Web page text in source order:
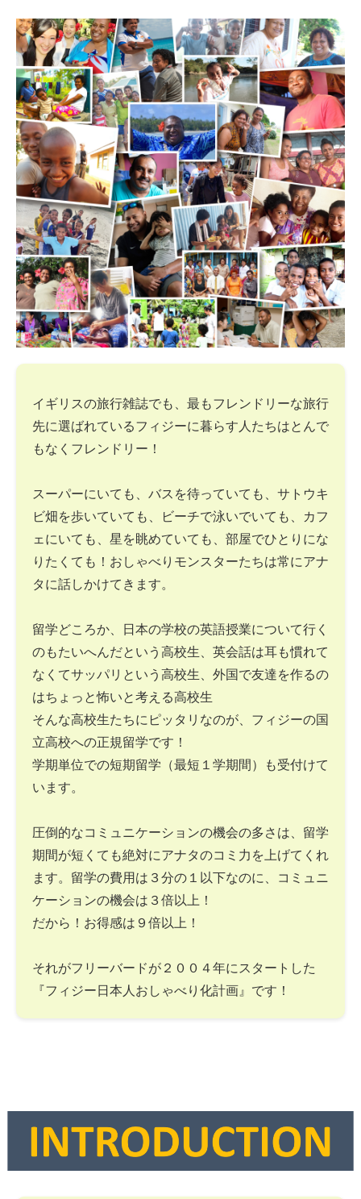
イギリスの旅行雑誌でも、最もフレンドリーな旅行
先に選ばれているフィジーに暮らす人たちはとんで
もなくフレンドリー！
スーパーにいても、バスを待っていても、サトウキ
ビ畑を歩いていても、ビーチで泳いでいても、カフ
ェにいても、星を眺めていても、部屋でひとりにな
りたくても！おしゃべりモンスターたちは常にアナ
タに話しかけてきます。
留学どころか、日本の学校の英語授業について行く
のもたいへんだという高校生、英会話は耳も慣れて
なくてサッパリという高校生、外国で友達を作るの
はちょっと怖いと考える高校生
そんな高校生たちにピッタリなのが、フィジーの国
立高校への正規留学です！
学期単位での短期留学（最短１学期間）も受付けて
います。
圧倒的なコミュニケーションの機会の多さは、留学
期間が短くても絶対にアナタのコミ力を上げてくれ
ます。留学の費用は３分の１以下なのに、コミュニ
ケーションの機会は３倍以上！
だから！お得感は９倍以上！
それがフリーバードが２００４年にスタートした
『フィジー日本人おしゃべり化計画』です！